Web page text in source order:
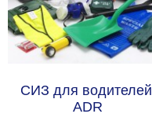
СИЗ для водителей
ADR